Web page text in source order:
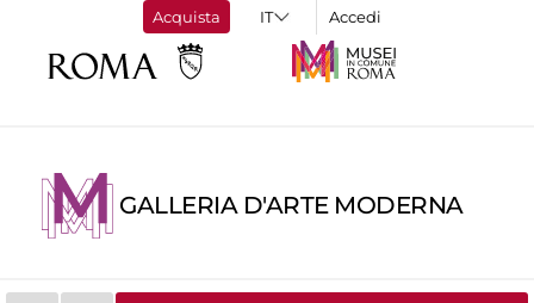
Acquista Accedi
GALLERIA D'ARTE MODERNA